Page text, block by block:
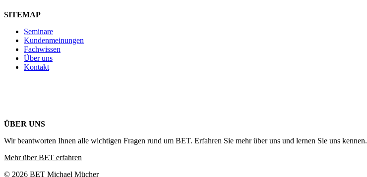
SITEMAP
Seminare
Kundenmeinungen
Fachwissen
Über uns
Kontakt
ÜBER UNS
Wir beantworten Ihnen alle wichtigen Fragen rund um BET. Erfahren Sie mehr über uns und lernen Sie uns kennen.
Mehr über BET erfahren
© 2026 BET Michael Mücher